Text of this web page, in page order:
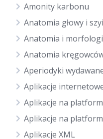
Amonity karbonu
Anatomia głowy i szyi
Anatomia i
Anatomia
Aperiodyki
Aplikacje
Aplikacje na
Aplikacje na
Aplikacje XML